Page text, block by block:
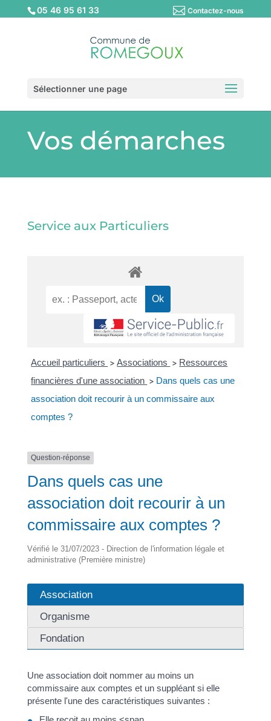
05 46 95 61 33 Contactez-nous
Sélectionner une page
Vos démarches
Service aux Particuliers
Accueil particuliers > Associations > Ressources
financières d'une association > Dans quels cas une
association doit recourir à un commissaire aux
comptes ?
Question-réponse
Dans quels cas une
association doit recourir à un
commissaire aux comptes ?
Vérifié le 31/07/2023 - Direction de l'information légale et
administrative (Première ministre)
Association
Organisme
Fondation
Une association doit nommer au moins un
commissaire aux comptes et un suppléant si elle
présente l'une des caractéristiques suivantes :